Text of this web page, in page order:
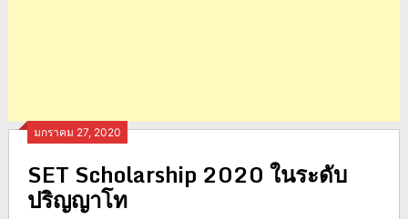
มกราคม 27, 2020
SET Scholarship 2020 ในระดับ
ปริญญาโท